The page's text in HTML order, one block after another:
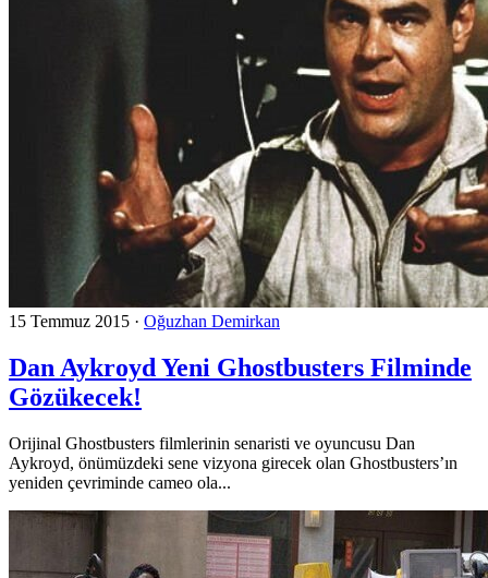
15 Temmuz 2015 · Oğuzhan Demirkan
Dan Aykroyd Yeni Ghostbusters Filminde
Gözükecek!
Orijinal Ghostbusters filmlerinin senaristi ve oyuncusu Dan
Aykroyd, önümüzdeki sene vizyona girecek olan Ghostbusters’ın
yeniden çevriminde cameo ola...